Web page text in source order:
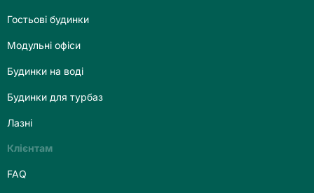
Гостьові будинки
Модульні офіси
Будинки на воді
Будинки для турбаз
Лазні
Клієнтам
FAQ